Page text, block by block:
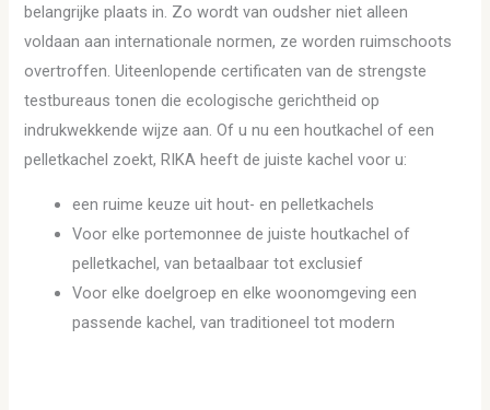
belangrijke plaats in. Zo wordt van oudsher niet alleen
voldaan aan internationale normen, ze worden ruimschoots
overtroffen. Uiteenlopende certificaten van de strengste
testbureaus tonen die ecologische gerichtheid op
indrukwekkende wijze aan. Of u nu een houtkachel of een
pelletkachel zoekt, RIKA heeft de juiste kachel voor u:
een ruime keuze uit hout- en pelletkachels
Voor elke portemonnee de juiste houtkachel of
pelletkachel, van betaalbaar tot exclusief
Voor elke doelgroep en elke woonomgeving een
passende kachel, van traditioneel tot modern